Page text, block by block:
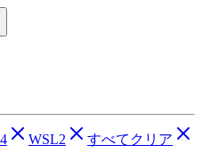
WSL2
すべてクリア